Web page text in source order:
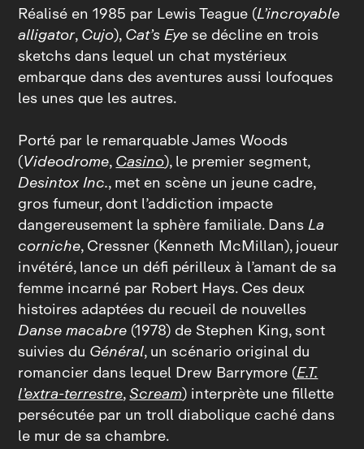
Réalisé en 1985 par Lewis Teague (L’incroyable
alligator,Cujo),Cat’s Eyese décline en trois
sketchs dans lequel un chat mystérieux
embarque dans des aventures aussi loufoques
les unes que les autres.
Porté par le remarquable James Woods
(Videodrome,Casino), le premier segment,
Desintox Inc., met en scène un jeune cadre,
gros fumeur, dont l’addiction impacte
dangereusement la sphère familiale. DansLa
corniche, Cressner (Kenneth McMillan), joueur
invétéré, lance un défi périlleux à l’amant de sa
femme incarné par Robert Hays. Ces deux
histoires adaptées du recueil de nouvelles
Danse macabre (1978) de Stephen King, sont
suivies du Général, un scénario original du
romancier dans lequel Drew Barrymore (E.T.
l’extra‑terrestre,Scream) interprète une fillette
persécutée par un troll diabolique caché dans
le mur de sa chambre.